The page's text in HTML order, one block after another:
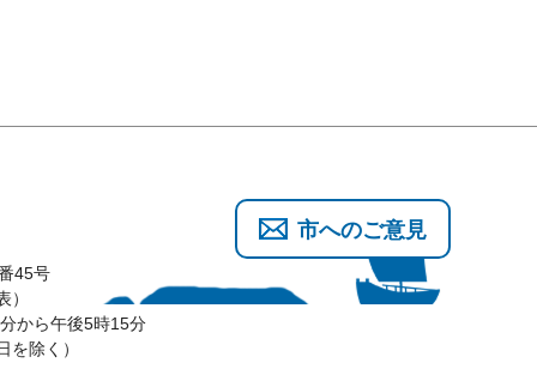
45号
から午後5時15分
を除く）
市へのご意見